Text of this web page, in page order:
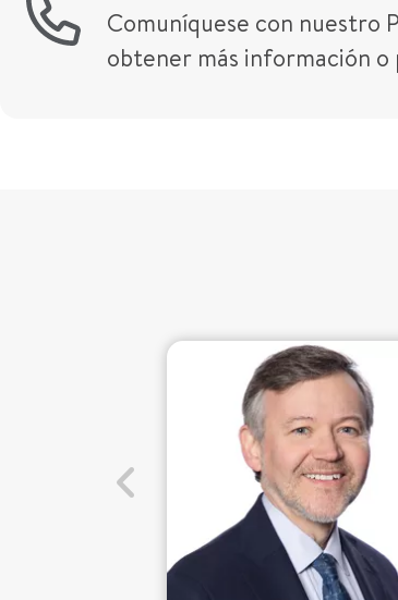
Comuníquese con nuestro
obtener más información